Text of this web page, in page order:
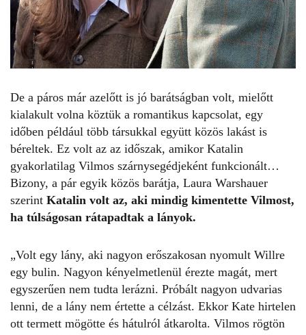
De a páros már azelőtt is jó barátságban volt, mielőtt
kialakult volna köztük a romantikus kapcsolat, egy
időben például több társukkal együtt közös lakást is
béreltek. Ez volt az az időszak, amikor Katalin
gyakorlatilag Vilmos szárnysegédjeként funkcionált…
Bizony, a pár egyik közös barátja, Laura Warshauer
szerint Katalin volt az, aki mindig kimentette Vilmost,
ha túlságosan rátapadtak a lányok.
„Volt egy lány, aki nagyon erőszakosan nyomult Willre
egy bulin. Nagyon kényelmetlenül érezte magát, mert
egyszerűen nem tudta lerázni. Próbált nagyon udvarias
lenni, de a lány nem értette a célzást. Ekkor Kate hirtelen
ott termett mögötte és hátulról átkarolta. Vilmos rögtön